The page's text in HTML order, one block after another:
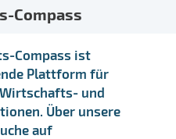
Compass
Compass ist
Plattform für
und
Über unsere
auf